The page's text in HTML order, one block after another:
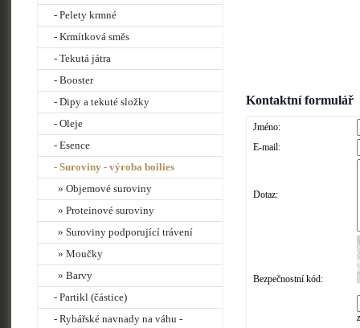
- Pelety krmné
- Krmítková směs
- Tekutá játra
- Booster
- Dipy a tekuté složky
- Oleje
- Esence
- Suroviny - výroba boilies
» Objemové suroviny
» Proteinové suroviny
» Suroviny podporující trávení
» Moučky
» Barvy
- Partikl (částice)
- Rybářské navnady na váhu -
Kontaktní formulář
Jméno:
E-mail:
Dotaz:
Bezpečnostní kód: